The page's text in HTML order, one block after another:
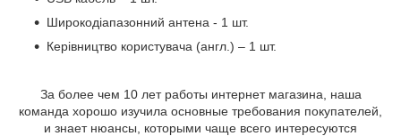
Широкодіапазонний антена - 1 шт.
Керівництво користувача (англ.) – 1 шт.
За более чем 10 лет работы интернет магазина, наша
команда хорошо изучила основные требования покупателей,
и знает нюансы, которыми чаще всего интересуются